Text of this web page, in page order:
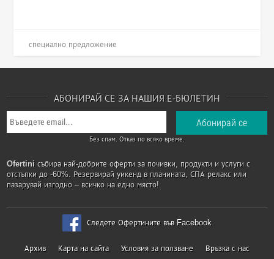
специално предложение
АБОНИРАЙ СЕ ЗА НАШИЯ Е-БЮЛЕТИН
Без спам. Отказ по всяко време.
Ofertini събира най-добрите оферти за почивки, продукти и услуги с
отстъпки до -60%. Резервирай уикенд в планината, СПА релакс или
пазарувай изгодно – всичко на едно място!
Следете Офертините във Facebook
Архив Карта на сайта Условия за ползване Връзка с нас